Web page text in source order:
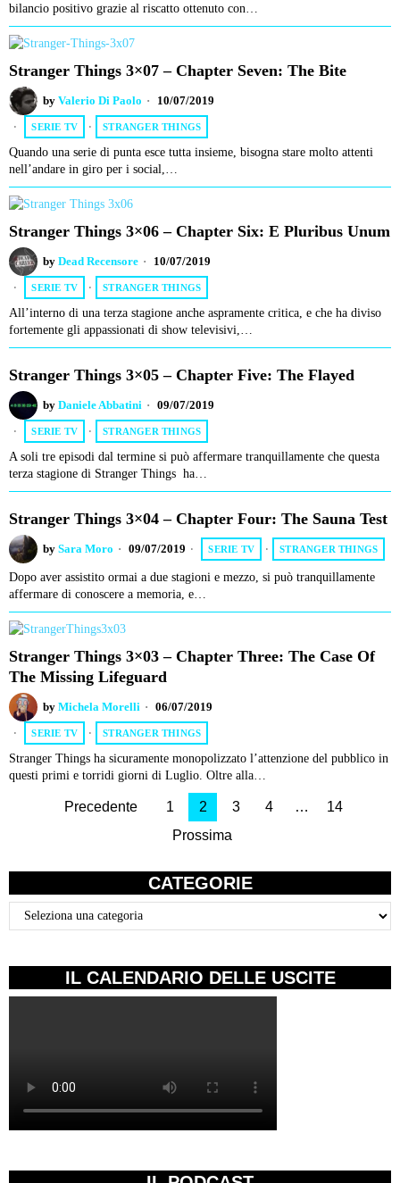
bilancio positivo grazie al riscatto ottenuto con…
Stranger Things 3×07 – Chapter Seven: The Bite
by Valerio Di Paolo 10/07/2019
SERIE TV · STRANGER THINGS
Quando una serie di punta esce tutta insieme, bisogna stare molto attenti
nell’andare in giro per i social,…
Stranger Things 3×06 – Chapter Six: E Pluribus Unum
by Dead Recensore 10/07/2019
SERIE TV · STRANGER THINGS
All’interno di una terza stagione anche aspramente critica, e che ha diviso
fortemente gli appassionati di show televisivi,…
Stranger Things 3×05 – Chapter Five: The Flayed
by Daniele Abbatini 09/07/2019
SERIE TV · STRANGER THINGS
A soli tre episodi dal termine si può affermare tranquillamente che questa
terza stagione di Stranger Things ha…
Stranger Things 3×04 – Chapter Four: The Sauna Test
by Sara Moro 09/07/2019 SERIE TV · STRANGER THINGS
Dopo aver assistito ormai a due stagioni e mezzo, si può tranquillamente
affermare di conoscere a memoria, e…
Stranger Things 3×03 – Chapter Three: The Case Of
The Missing Lifeguard
by Michela Morelli 06/07/2019
SERIE TV · STRANGER THINGS
Stranger Things ha sicuramente monopolizzato l’attenzione del pubblico in
questi primi e torridi giorni di Luglio. Oltre alla…
Precedente 1 2 3 4 …
14
Prossima
CATEGORIE
Categorie
IL CALENDARIO DELLE USCITE